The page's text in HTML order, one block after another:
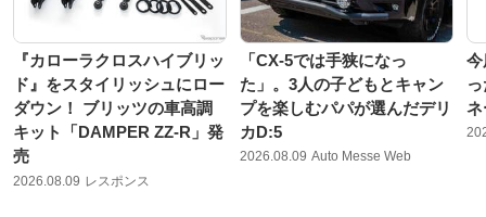
『カローラクロスハイブリッ
ド』をスタイリッシュにロー
ダウン！ ブリッツの車高調
キット「DAMPER ZZ-R」発
売
2026.08.09 レスポンス
「CX-5では手狭になっ
た」。3人の子どもとキャン
プを楽しむパパが選んだデリ
カD:5
2026.08.09 Auto Messe Web